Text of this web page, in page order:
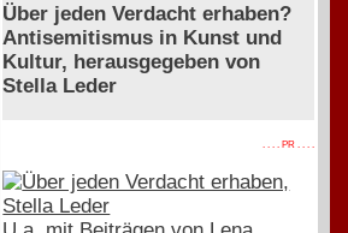
Über jeden Verdacht erhaben?
Antisemitismus in Kunst und
Kultur, herausgegeben von
Stella Leder
. . . . PR . . . .